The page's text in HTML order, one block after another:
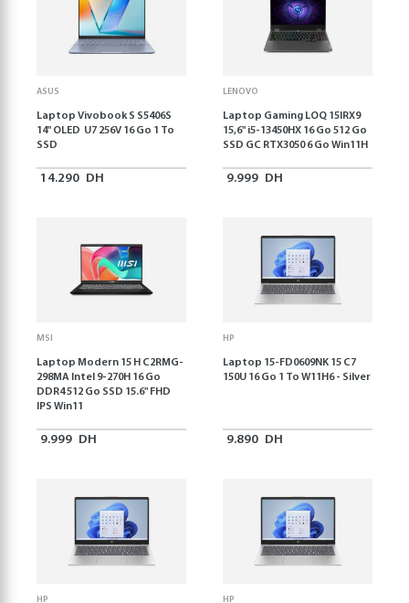
ASUS
Laptop Vivobook S S5406S
14" OLED U7 256V 16 Go 1 To
SSD
14.290 DH
LENOVO
Laptop Gaming LOQ 15IRX9
15,6'' i5-13450HX 16 Go 512 Go
SSD GC RTX3050 6 Go Win11H
9.999 DH
MSI
Laptop Modern 15 H C2RMG-
298MA Intel 9-270H 16 Go
DDR4 512 Go SSD 15.6" FHD
IPS Win11
9.999 DH
HP
Laptop 15-FD0609NK 15 C7
150U 16 Go 1 To W11H6 - Silver
9.890 DH
HP HP